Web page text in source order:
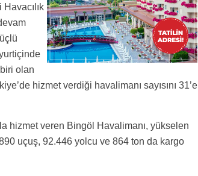
olan
hizmet verdiği havalimanı sayısını 31’e
hizmet veren Bingöl Havalimanı, yükselen
uçuş, 92.446 yolcu ve 864 ton da kargo